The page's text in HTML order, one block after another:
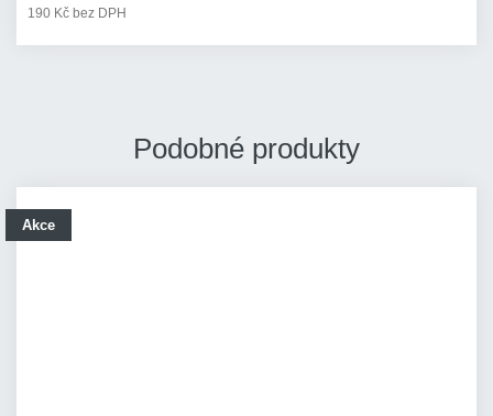
190 Kč bez DPH
Podobné produkty
Akce